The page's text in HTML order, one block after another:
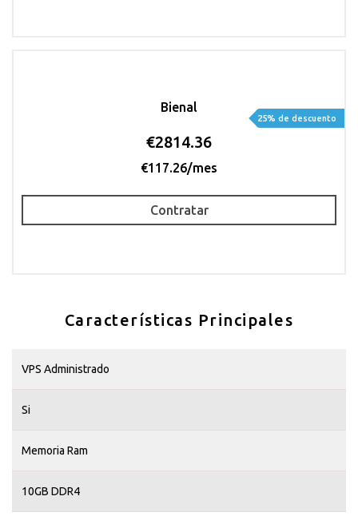
Bienal
€2814.36
€117.26/mes
25% de descuento
Contratar
Características Principales
VPS Administrado
Si
Memoria Ram
10GB DDR4